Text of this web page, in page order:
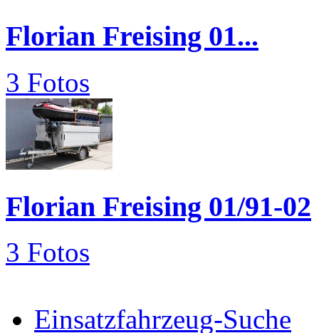
Florian Freising 01...
3 Fotos
Florian Freising 01/91-02
3 Fotos
Einsatzfahrzeug-Suche